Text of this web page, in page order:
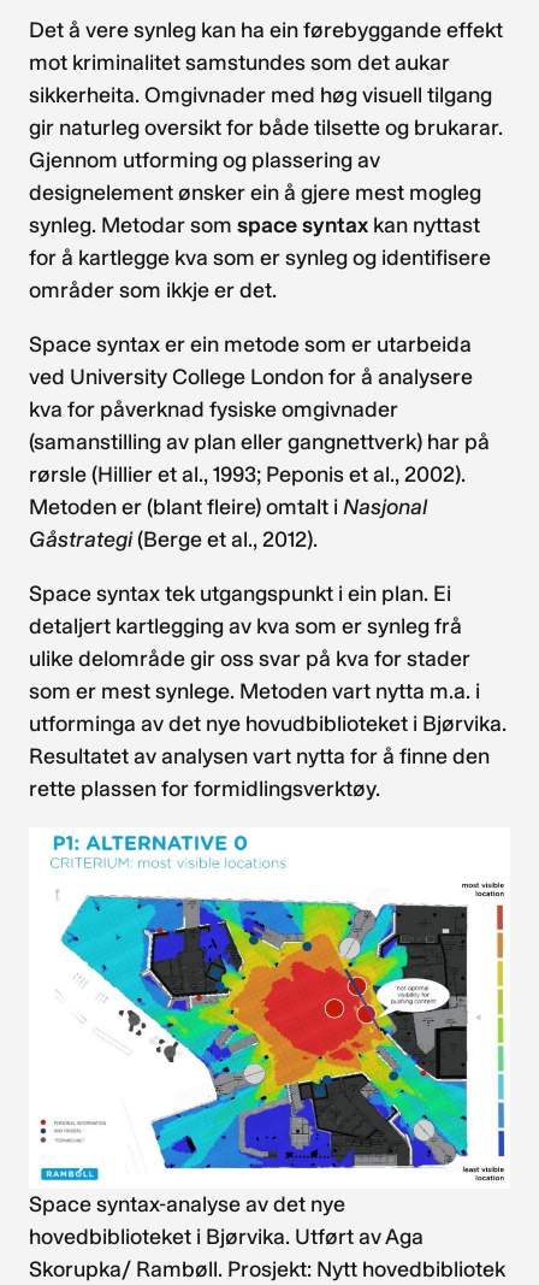
Det å vere synleg kan ha ein førebyggande effekt
mot kriminalitet samstundes som det aukar
sikkerheita. Omgivnader med høg visuell tilgang
gir naturleg oversikt for både tilsette og brukarar.
Gjennom utforming og plassering av
designelement ønsker ein å gjere mest mogleg
synleg. Metodar som space syntax kan nyttast
for å kartlegge kva som er synleg og identifisere
områder som ikkje er det.
Space syntax er ein metode som er utarbeida
ved University College London for å analysere
kva for påverknad fysiske omgivnader
(samanstilling av plan eller gangnettverk) har på
rørsle (Hillier et al., 1993; Peponis et al., 2002).
Metoden er (blant fleire) omtalt i Nasjonal
Gåstrategi(Berge et al., 2012).
Space syntax tek utgangspunkt i ein plan. Ei
detaljert kartlegging av kva som er synleg frå
ulike delområde gir oss svar på kva for stader
som er mest synlege. Metoden vart nytta m.a. i
utforminga av det nye hovudbiblioteket i Bjørvika.
Resultatet av analysen vart nytta for å finne den
rette plassen for formidlingsverktøy.
Space syntax-analyse av det nye
hovedbiblioteket i Bjørvika. Utført av Aga
Skorupka/ Rambøll. Prosjekt: Nytt hovedbibliotek